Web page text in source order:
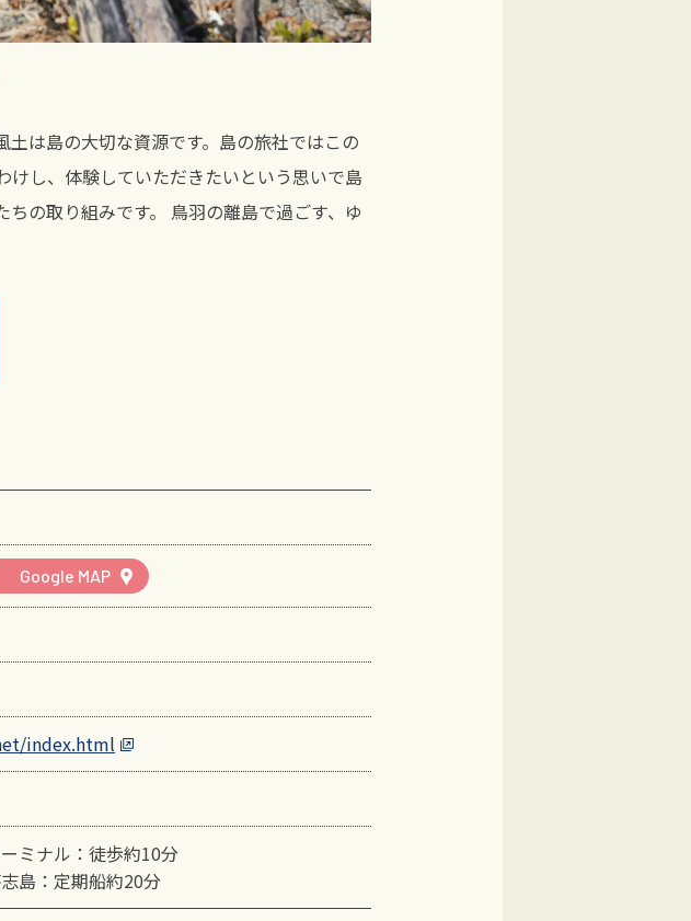
は島の大切な資源です。島の旅社ではこの
し、体験していただきたいという思いで島
の取り組みです。 鳥羽の離島で過ごす、ゆ
Google MAP
index.html
ミナル：徒歩約10分
島：定期船約20分